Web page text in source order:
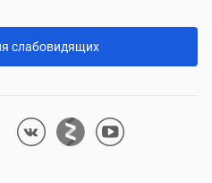
слабовидящих